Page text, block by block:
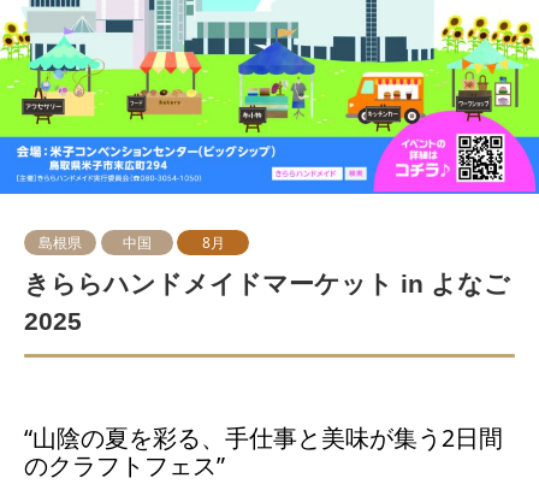
島根県 中国 8月
きららハンドメイドマーケット in よなご
2025
“山陰の夏を彩る、手仕事と美味が集う2日間
のクラフトフェス”